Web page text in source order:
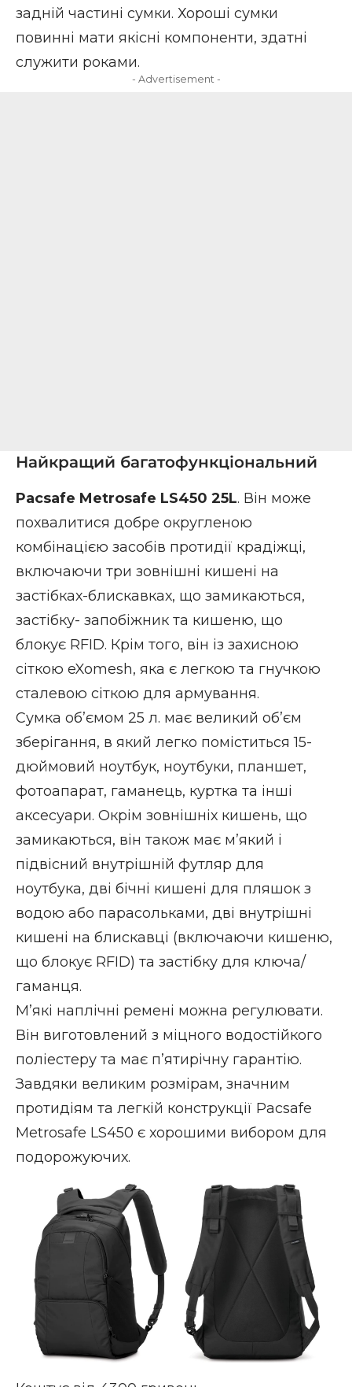
задній частині сумки. Хороші сумки
повинні мати якісні компоненти, здатні
служити роками.
- Advertisement -
Найкращий багатофункціональний
Pacsafe Metrosafe LS450 25L. Він може
похвалитися добре округленою
комбінацією засобів протидії крадіжці,
включаючи три зовнішні кишені на
застібках-блискавках, що замикаються,
застібку- запобіжник та кишеню, що
блокує RFID. Крім того, він із захисною
сіткою eXomesh, яка є легкою та гнучкою
сталевою сіткою для армування.
Сумка об’ємом 25 л. має великий об’єм
зберігання, в який легко поміститься 15-
дюймовий ноутбук, ноутбуки, планшет,
фотоапарат, гаманець, куртка та інші
аксесуари. Окрім зовнішніх кишень, що
замикаються, він також має м’який і
підвісний внутрішній футляр для
ноутбука, дві бічні кишені для пляшок з
водою або парасольками, дві внутрішні
кишені на блискавці (включаючи кишеню,
що блокує RFID) та застібку для ключа/
гаманця.
М’які наплічні ремені можна регулювати.
Він виготовлений з міцного водостійкого
поліестеру та має п’ятирічну гарантію.
Завдяки великим розмірам, значним
протидіям та легкій конструкції Pacsafe
Metrosafe LS450 є хорошими вибором для
подорожуючих.